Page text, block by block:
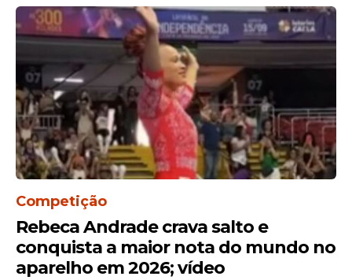
10 de março que a polícia investigasse a
morte da policial como feminicídio.
Competição
Rebeca Andrade crava salto e
conquista a maior nota do mundo no
aparelho em 2026; vídeo